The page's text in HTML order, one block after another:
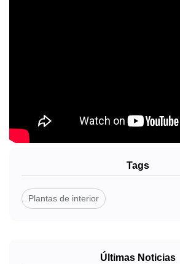
Tags
Plantas de interior
Últimas Noticias